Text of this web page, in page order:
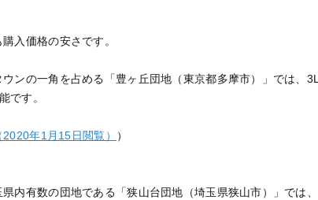
入価格の安さです。
ンの一角を占める「豊ヶ丘団地（東京都多摩市）」では、
です。
年1月15日閲覧） ）
内有数の団地である「狭山台団地（埼玉県狭山市）」では